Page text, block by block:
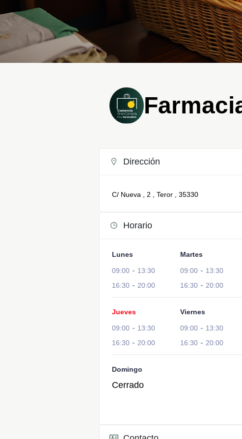
Dirección
C/ Nueva , 2 , Teror , 35330
Horario
Lunes
09:00- 13:30
16:30- 20:00
Martes
09:00 - 13:30
16:30 - 20:00
Jueves
09:00- 13:30
16:30- 20:00
Viernes
09:00 - 13:30
16:30 - 20:00
Domingo
Cerrado